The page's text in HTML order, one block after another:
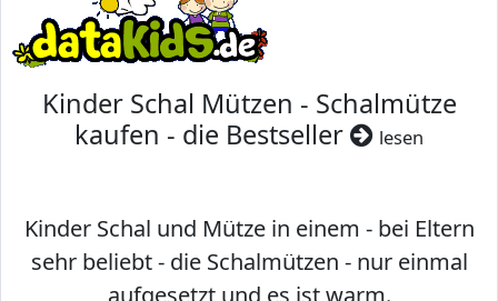
Kinder Schal Mützen - Schalmütze
kaufen - die Bestseller
lesen
Kinder Schal und Mütze in einem - bei Eltern
sehr beliebt - die Schalmützen - nur einmal
aufgesetzt und es ist warm.